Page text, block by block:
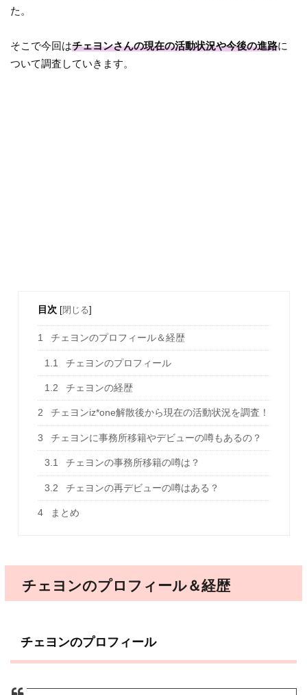
た。
そこで今回はチェヨンさんの現在の活動状況や今後の進路に
ついて調査していきます。
目次 [閉じる]
1 チェヨンのプロフィール＆経歴
1.1 チェヨンのプロフィール
1.2 チェヨンの経歴
2 チェヨンiz*one解散後から現在の活動状況を調査！
3 チェヨンに事務所移籍やデビューの噂もあるの？
3.1 チェヨンの事務所移籍の噂は？
3.2 チェヨンの再デビューの噂はある？
4 まとめ
チェヨンのプロフィール＆経歴
チェヨンのプロフィール